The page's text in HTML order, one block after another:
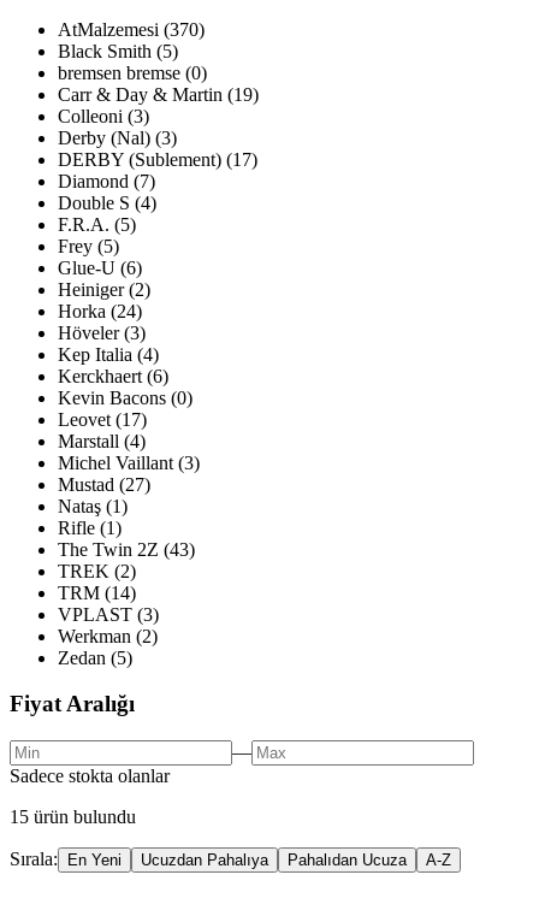
AtMalzemesi (370)
Black Smith (5)
bremsen bremse (0)
Carr & Day & Martin (19)
Colleoni (3)
Derby (Nal) (3)
DERBY (Sublement) (17)
Diamond (7)
Double S (4)
F.R.A. (5)
Frey (5)
Glue-U (6)
Heiniger (2)
Horka (24)
Höveler (3)
Kep Italia (4)
Kerckhaert (6)
Kevin Bacons (0)
Leovet (17)
Marstall (4)
Michel Vaillant (3)
Mustad (27)
Nataş (1)
Rifle (1)
The Twin 2Z (43)
TREK (2)
TRM (14)
VPLAST (3)
Werkman (2)
Zedan (5)
Fiyat Aralığı
—
Sadece stokta olanlar
15 ürün bulundu
Sırala: En Yeni Ucuzdan Pahalıya Pahalıdan Ucuza A-Z